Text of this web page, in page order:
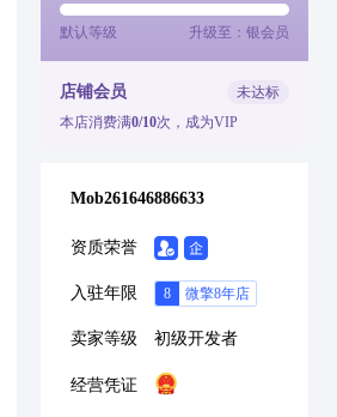
默认等级 升级至：银会员
店铺会员
未达标
本店消费满0/10次，成为VIP
Mob261646886633
资质荣誉
入驻年限
卖家等级 初级开发者
经营凭证